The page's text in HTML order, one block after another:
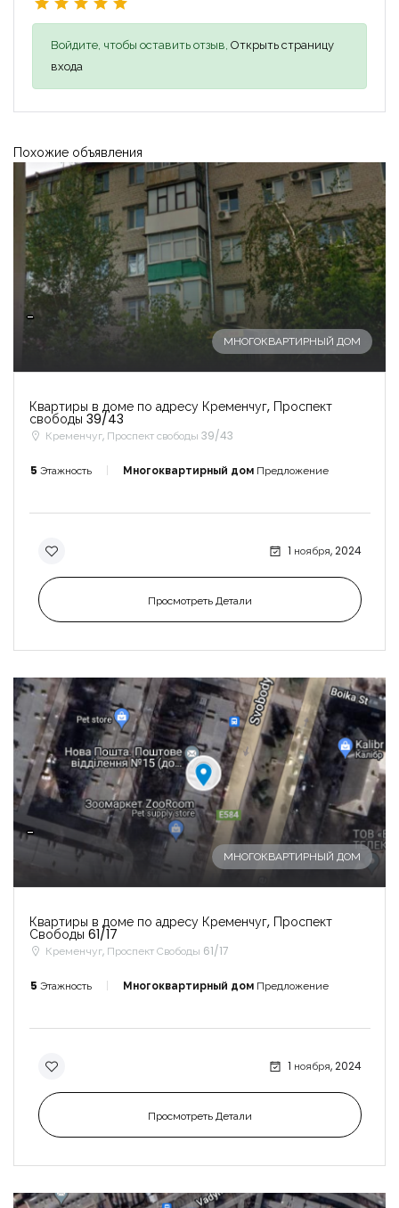
Войдите, чтобы оставить отзыв, Открыть страницу
входа
Похожие объявления
-
МНОГОКВАРТИРНЫЙ ДОМ
Квартиры в доме по адресу Кременчуг, Проспект
свободы 39/43
Кременчуг, Проспект свободы 39/43
5 Этажность Многоквартирный дом Предложение
1 ноября, 2024
Просмотреть Детали
-
МНОГОКВАРТИРНЫЙ ДОМ
Квартиры в доме по адресу Кременчуг, Проспект
Свободы 61/17
Кременчуг, Проспект Свободы 61/17
5 Этажность Многоквартирный дом Предложение
1 ноября, 2024
Просмотреть Детали